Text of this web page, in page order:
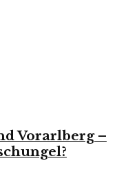
Vorarlberg –